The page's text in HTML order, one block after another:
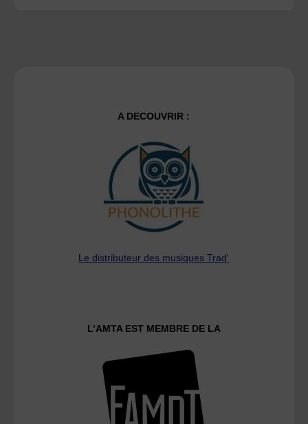
A DECOUVRIR :
Le distributeur des musiques Trad'
L’AMTA EST MEMBRE DE LA